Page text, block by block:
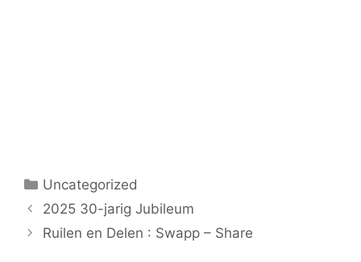
Categorieën
Uncategorized
2025 30-jarig Jubileum
Ruilen en Delen : Swapp – Share